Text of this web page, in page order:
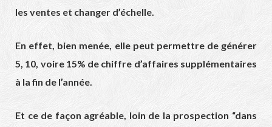
les ventes et changer d’échelle.
En effet, bien menée, elle peut permettre de générer
5, 10, voire 15% de chiffre d’affaires supplémentaires
à la fin de l’année.
Et ce de façon agréable, loin de la prospection “dans